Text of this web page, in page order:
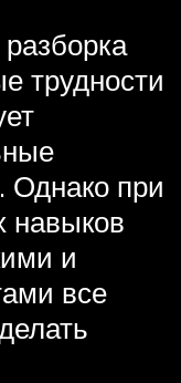
трудности
Однако при
навыков
и
все